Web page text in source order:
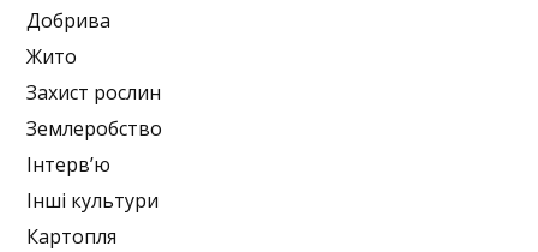
Добрива
Жито
Захист рослин
Землеробство
Інтерв’ю
Інші культури
Картопля